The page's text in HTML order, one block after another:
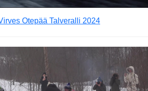
Otepää Talveralli 2024